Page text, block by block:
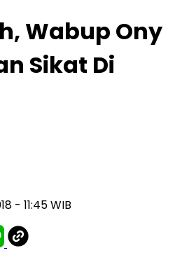
Wabup Ony
Sikat Di
- 11:45 WIB